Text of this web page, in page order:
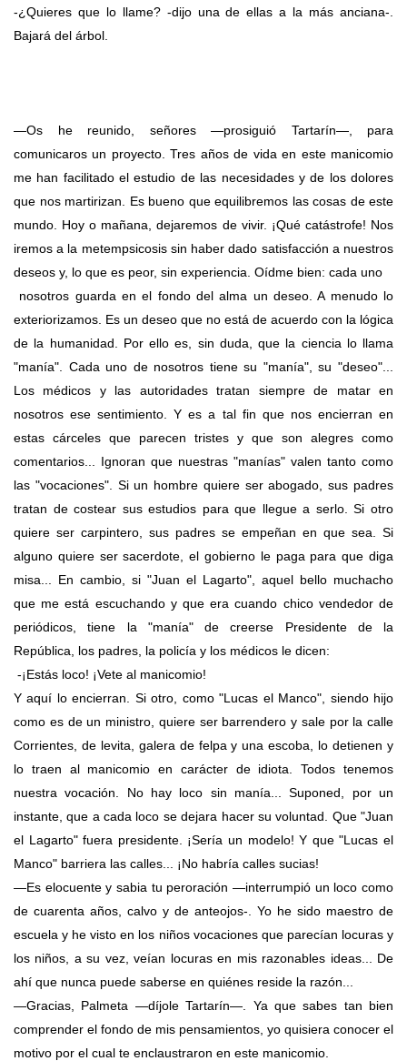
-¿Quieres que lo llame? -dijo una de ellas a la más anciana-.
Bajará del árbol.
—Os he reunido, señores —prosiguió Tartarín—, para
comunicaros un proyecto. Tres años de vida en este manicomio
me han facilitado el estudio de las necesidades y de los dolores
que nos martirizan. Es bueno que equilibremos las cosas de este
mundo. Hoy o mañana, dejaremos de vivir. ¡Qué catástrofe! Nos
iremos a la metempsicosis sin haber dado satisfacción a nuestros
deseos y, lo que es peor, sin experiencia. Oídme bien: cada uno
nosotros guarda en el fondo del alma un deseo. A menudo lo
exteriorizamos. Es un deseo que no está de acuerdo con la lógica
de la humanidad. Por ello es, sin duda, que la ciencia lo llama
"manía". Cada uno de nosotros tiene su "manía", su "deseo"...
Los médicos y las autoridades tratan siempre de matar en
nosotros ese sentimiento. Y es a tal fin que nos encierran en
estas cárceles que parecen tristes y que son alegres como
comentarios... Ignoran que nuestras "manías" valen tanto como
las "vocaciones". Si un hombre quiere ser abogado, sus padres
tratan de costear sus estudios para que llegue a serlo. Si otro
quiere ser carpintero, sus padres se empeñan en que sea. Si
alguno quiere ser sacerdote, el gobierno le paga para que diga
misa... En cambio, si "Juan el Lagarto", aquel bello muchacho
que me está escuchando y que era cuando chico vendedor de
periódicos, tiene la "manía" de creerse Presidente de la
República, los padres, la policía y los médicos le dicen:
-¡Estás loco! ¡Vete al manicomio!
Y aquí lo encierran. Si otro, como "Lucas el Manco", siendo hijo
como es de un ministro, quiere ser barrendero y sale por la calle
Corrientes, de levita, galera de felpa y una escoba, lo detienen y
lo traen al manicomio en carácter de idiota. Todos tenemos
nuestra vocación. No hay loco sin manía... Suponed, por un
instante, que a cada loco se dejara hacer su voluntad. Que "Juan
el Lagarto" fuera presidente. ¡Sería un modelo! Y que "Lucas el
Manco" barriera las calles... ¡No habría calles sucias!
—Es elocuente y sabia tu peroración —interrumpió un loco como
de cuarenta años, calvo y de anteojos-. Yo he sido maestro de
escuela y he visto en los niños vocaciones que parecían locuras y
los niños, a su vez, veían locuras en mis razonables ideas... De
ahí que nunca puede saberse en quiénes reside la razón...
—Gracias, Palmeta —díjole Tartarín—. Ya que sabes tan bien
comprender el fondo de mis pensamientos, yo quisiera conocer el
motivo por el cual te enclaustraron en este manicomio.